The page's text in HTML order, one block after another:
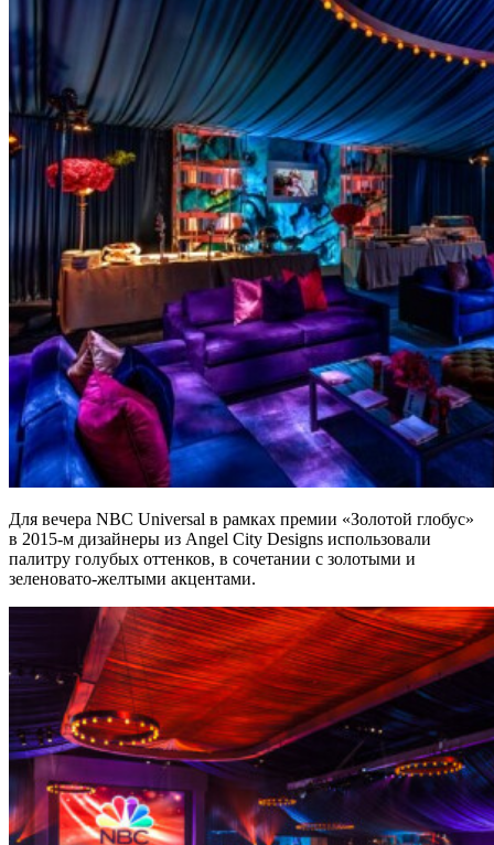
Для вечера NBC Universal в рамках премии «Золотой глобус»
в 2015-м дизайнеры из Angel City Designs использовали
палитру голубых оттенков, в сочетании с золотыми и
зеленовато-желтыми акцентами.